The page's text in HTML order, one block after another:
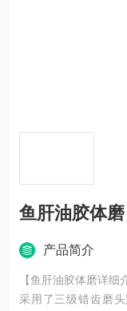
鱼肝油胶体磨
产品简介
【鱼肝油胶体磨详细
采用了三级错齿磨